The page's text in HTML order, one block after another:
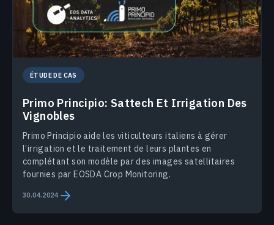
ÉTUDE DE CAS
Primo Principio: Sattech Et Irrigation Des
Vignobles
Primo Principio aide les viticulteurs italiens à gérer
l’irrigation et le traitement de leurs plantes en
complétant son modèle par des images satellitaires
fournies par EOSDA Crop Monitoring.
30.04.2024